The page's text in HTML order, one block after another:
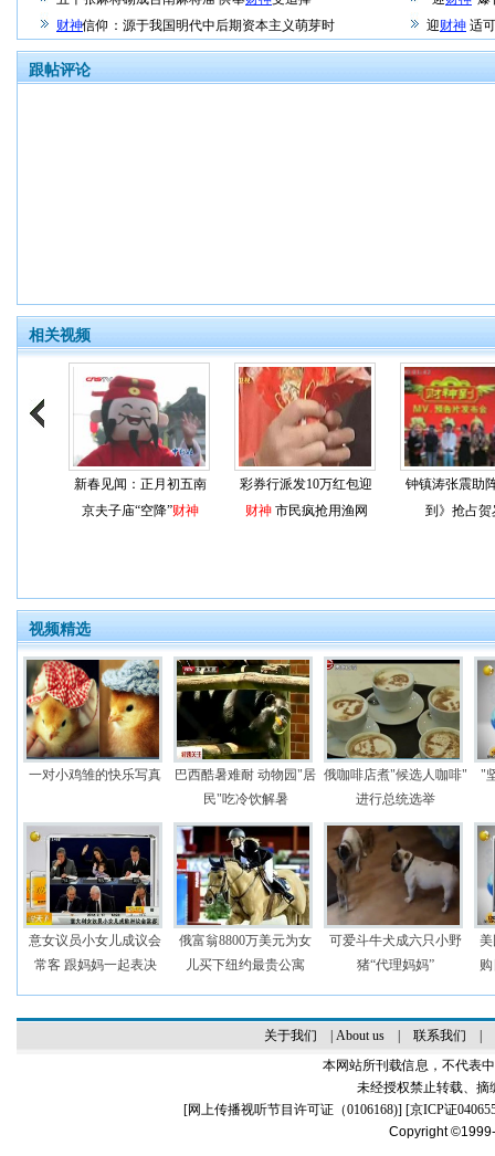
财神信仰：源于我国明代中后期资本主义萌芽时 迎财神 适
跟帖评论
相关视频
新春见闻：正月初五南
京夫子庙“空降”财神
彩券行派发10万红包迎
财神市民疯抢用渔网
钟镇涛张震助
到》抢占贺
视频精选
一对小鸡雏的快乐写真
巴西酷暑难耐 动物园"居
民"吃冷饮解暑
俄咖啡店煮"候选人咖啡"
进行总统选举
"
意女议员小女儿成议会
常客 跟妈妈一起表决
俄富翁8800万美元为女
儿买下纽约最贵公寓
可爱斗牛犬成六只小野
猪“代理妈妈”
美
关于我们 About us| 联系我们
本网站所刊载信息，不代表
未经授权禁止转载、摘
[网上传播视听节目许可证（0106168)] [京ICP证
Copyright